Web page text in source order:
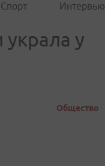
Спорт Интервью
у
Общество